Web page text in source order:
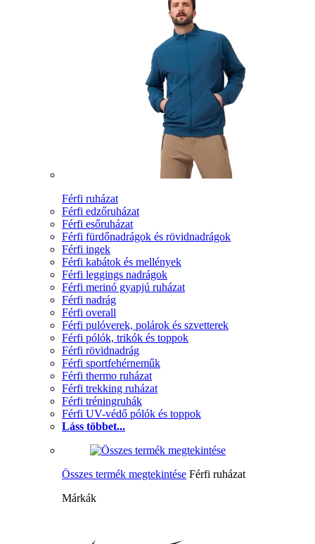
Férfi ruházat
Férfi edzőruházat
Férfi esőruházat
Férfi fürdőnadrágok és rövidnadrágok
Férfi ingek
Férfi kabátok és mellények
Férfi leggings nadrágok
Férfi merinó gyapjú ruházat
Férfi nadrág
Férfi overall
Férfi pulóverek, polárok és szvetterek
Férfi pólók, trikók és toppok
Férfi rövidnadrág
Férfi sportfehérneműk
Férfi thermo ruházat
Férfi trekking ruházat
Férfi tréningruhák
Férfi UV-védő pólók és toppok
Láss többet...
Összes termék megtekintése Férfi ruházat
Márkák